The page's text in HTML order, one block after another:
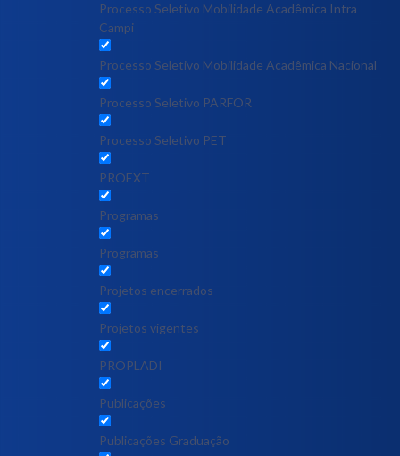
Processo Seletivo Mobilidade Acadêmica Intra
Campi
Processo Seletivo Mobilidade Acadêmica Nacional
Processo Seletivo PARFOR
Processo Seletivo PET
PROEXT
Programas
Programas
Projetos encerrados
Projetos vigentes
PROPLADI
Publicações
Publicações Graduação